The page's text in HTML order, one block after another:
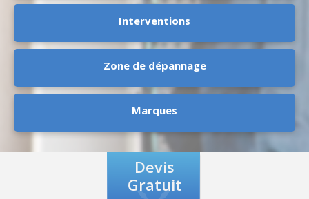
Interventions
Zone de dépannage
Marques
Devis
Gratuit